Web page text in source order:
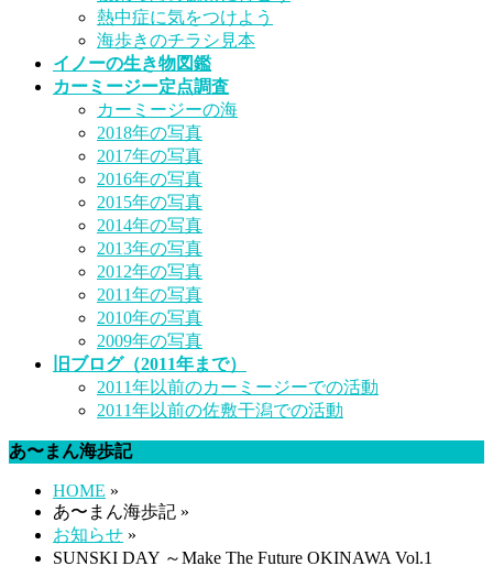
熱中症に気をつけよう
海歩きのチラシ見本
イノーの生き物図鑑
カーミージー定点調査
カーミージーの海
2018年の写真
2017年の写真
2016年の写真
2015年の写真
2014年の写真
2013年の写真
2012年の写真
2011年の写真
2010年の写真
2009年の写真
旧ブログ（2011年まで）
2011年以前のカーミージーでの活動
2011年以前の佐敷干潟での活動
あ〜まん海歩記
HOME »
あ〜まん海歩記 »
お知らせ »
SUNSKI DAY ～Make The Future OKINAWA Vol.1